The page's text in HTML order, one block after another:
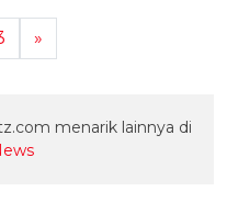
»
menarik lainnya di